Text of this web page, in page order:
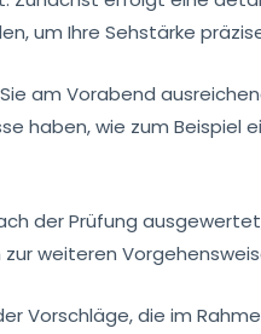
um Ihre Sehstärke
am Vorabend
haben, wie zum Beispiel
der Prüfung
weiteren
Vorschläge, die im